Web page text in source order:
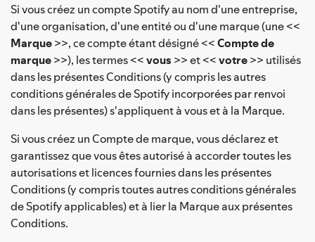
Si vous créez un compte Spotify au nom d'une entreprise,
d'une organisation, d'une entité ou d'une marque (une <<
Marque>>, ce compte étant désigné <<Compte de
marque>>), les termes <<vous >> et <<votre>> utilisés
dans les présentes Conditions (y compris les autres
conditions générales de Spotify incorporées par renvoi
dans les présentes) s'appliquent à vous et à la Marque.
Si vous créez un Compte de marque, vous déclarez et
garantissez que vous êtes autorisé à accorder toutes les
autorisations et licences fournies dans les présentes
Conditions (y compris toutes autres conditions générales
de Spotify applicables) et à lier la Marque aux présentes
Conditions.